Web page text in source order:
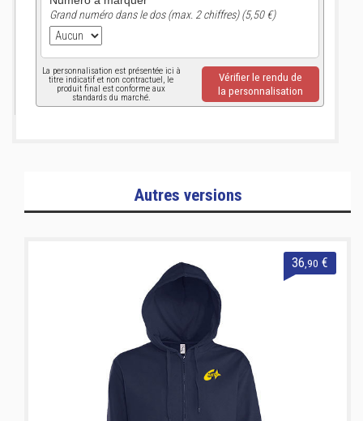
Grand numéro dans le dos (max. 2 chiffres) (5,50 €)
La personnalisation est présentée ici à
titre indicatif et non contractuel, le
produit final est conforme aux
standards du marché.
Vérifier le rendu de
la personnalisation
Autres versions
36 ,90 €